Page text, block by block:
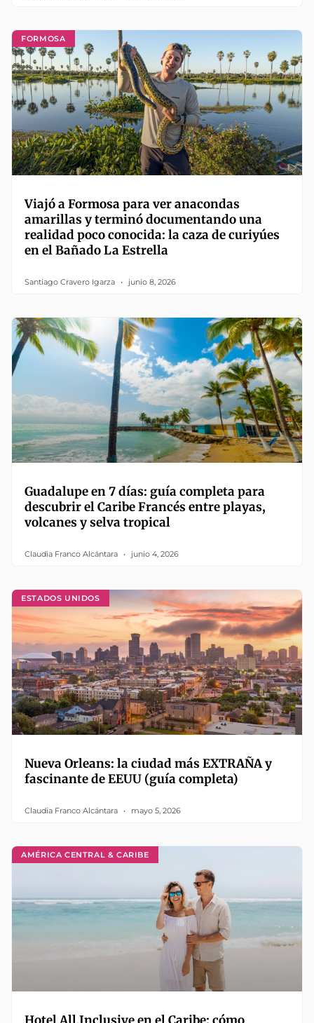
FORMOSA
Viajó a Formosa para ver anacondas
amarillas y terminó documentando una
realidad poco conocida: la caza de curiyúes
en el Bañado La Estrella
Santiago Cravero Igarza junio 8, 2026
Guadalupe en 7 días: guía completa para
descubrir el Caribe Francés entre playas,
volcanes y selva tropical
Claudia Franco Alcántara junio 4, 2026
ESTADOS UNIDOS
Nueva Orleans: la ciudad más EXTRAÑA y
fascinante de EEUU (guía completa)
Claudia Franco Alcántara mayo 5, 2026
AMÉRICA CENTRAL & CARIBE